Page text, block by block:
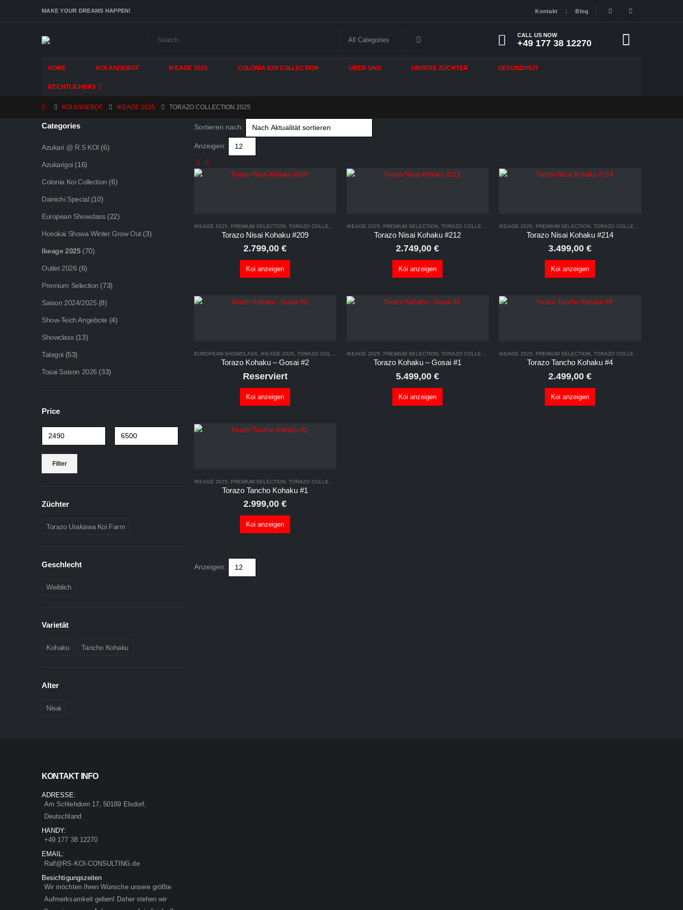
MAKE YOUR DREAMS HAPPEN! Kontakt Blog
CALL US NOW
+49 177 38 12270
HOME KOI ANGEBOT IKEAGE 2025 COLONIA KOI COLLECTION ÜBER UNS UNSERE ZÜCHTER GESUNDHEIT
RECHTLICHERS
KOI ANGEBOT IKEAGE 2025 TORAZO COLLECTION 2025
Sortieren nach:
Anzeigen:
IKEAGE 2025 PREMIUM SELECTION TORAZO COLLECTION 2025
Torazo Nisai Kohaku #209
2.799,00€
Koi anzeigen
IKEAGE 2025 PREMIUM SELECTION, TORAZO COLLECTION 2025
Torazo Nisai Kohaku #212
2.749,00€
Koi anzeigen
IKEAGE 2025 PREMIUM SELECTION, TORAZO COLLECTION 2025
Torazo Nisai Kohaku #214
3.499,00€
Koi anzeigen
EUROPEAN SHOWCLASS, IKEAGE 2025, TORAZO COLLECTION 2025
Torazo Kohaku – Gosai #2
Reserviert
Koi anzeigen
IKEAGE 2025, PREMIUM SELECTION, TORAZO COLLECTION 2025
Torazo Kohaku – Gosai #1
5.499,00€
Koi anzeigen
IKEAGE 2025, PREMIUM SELECTION, TORAZO COLLECTION 2025
Torazo Tancho Kohaku #4
2.499,00€
Koi anzeigen
IKEAGE 2025 PREMIUM SELECTION TORAZO COLLECTION 2025
Torazo Tancho Kohaku #1
2.999,00€
Koi anzeigen
Anzeigen:
Categories
Azukari @ R.S KOI (6)
Azukarigoi (16)
Colonia Koi Collection (6)
Dainichi Special (10)
European Showclass (22)
Hosokai Showa Winter Grow Out (3)
Ikeage 2025 (70)
Outlet 2026 (6)
Premium Selection (73)
Saison 2024/2025 (8)
Show-Teich Angebote (4)
Showclass (13)
Tategoi (53)
Tosai Saison 2026 (33)
Price
Min.
Max.
Filter
Züchter
Torazo Urakawa Koi Farm
Geschlecht
Weiblich
Varietät
Kohaku Tancho Kohaku
Alter
Nisai
KONTAKT INFO
ADRESSE:
Am Schlehdorn 17, 50189 Elsdorf,
Deutschland
HANDY:
+49 177 38 12270
EMAIL:
Ralf@RS-KOI-CONSULTING.de
Besichtigungszeiten
Wir möchten Ihren Wünsche unsere größte
Aufmerksamkeit geben! Daher stehen wir